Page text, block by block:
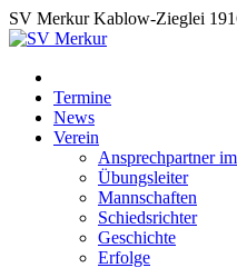
SV Merkur Kablow-Zieglei
Termine
News
Verein
Ansprechpartner
Übungsleiter
Mannschaften
Schiedsrichter
Geschichte
Erfolge